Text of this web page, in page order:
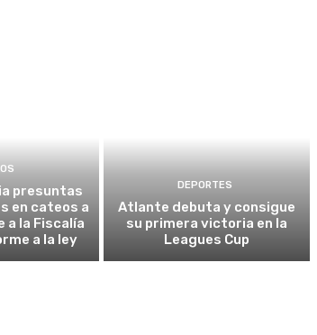
presuntas
en cateos a
a la Fiscalía
a la ley
DEPORTES
Atlante debuta y consigue
su primera victoria en la
Leagues Cup